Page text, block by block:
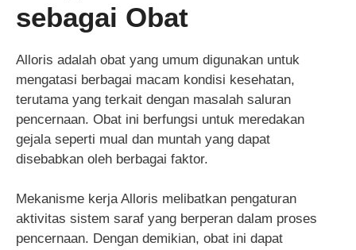
sebagai Obat
Alloris adalah obat yang umum digunakan untuk
mengatasi berbagai macam kondisi kesehatan,
terutama yang terkait dengan masalah saluran
pencernaan. Obat ini berfungsi untuk meredakan
gejala seperti mual dan muntah yang dapat
disebabkan oleh berbagai faktor.
Mekanisme kerja Alloris melibatkan pengaturan
aktivitas sistem saraf yang berperan dalam proses
pencernaan. Dengan demikian, obat ini dapat